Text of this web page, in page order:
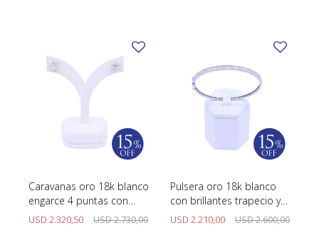
Caravanas oro 18k blanco
engarce 4 puntas con
brillantes.
USD 2.320,50 USD2.730,00
Pulsera oro 18k blanco
con brillantes trapecio y
redondos.
USD 2.210,00 USD2.600,00